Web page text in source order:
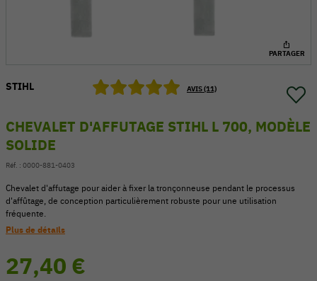
V
PARTAGER
STIHL AVIS (11)
CHEVALET D'AFFUTAGE STIHL L 700, MODÈLE
SOLIDE
Réf. : 0000-881-0403
Chevalet d'affutage pour aider à fixer la tronçonneuse pendant le processus
d'affûtage, de conception particulièrement robuste pour une utilisation
fréquente.
Plus de détails
27,40 €